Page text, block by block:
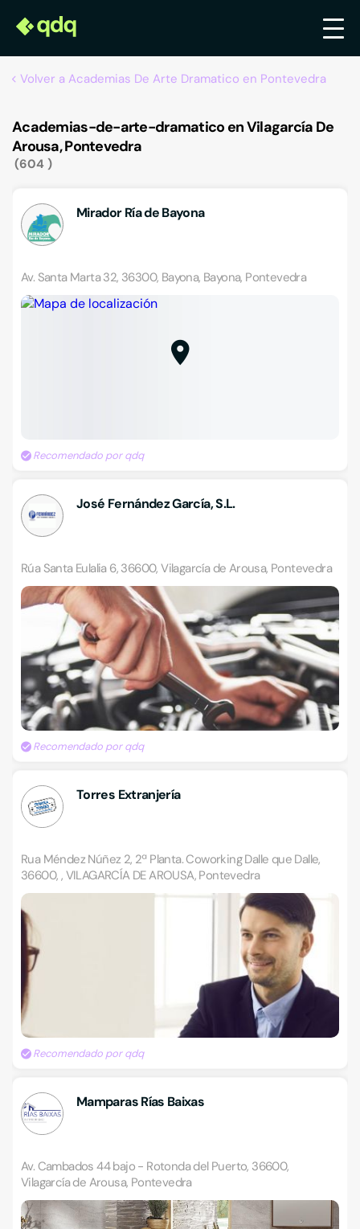
Volver a Academias De Arte Dramatico en Pontevedra
Academias-de-arte-dramatico en Vilagarcía De
Arousa, Pontevedra
604
Mirador Ría de Bayona
Av. Santa Marta 32, 36300, Bayona, Bayona, Pontevedra
Recomendado por qdq
José Fernández García, S.L.
Rúa Santa Eulalia 6, 36600, Vilagarcía de Arousa, Pontevedra
Recomendado por qdq
Torres Extranjería
Rua Méndez Núñez 2, 2ª Planta. Coworking Dalle que Dalle,
36600, , VILAGARCÍA DE AROUSA, Pontevedra
Recomendado por qdq
Mamparas Rías Baixas
Av. Cambados 44 bajo - Rotonda del Puerto, 36600,
Vilagarcía de Arousa, Pontevedra